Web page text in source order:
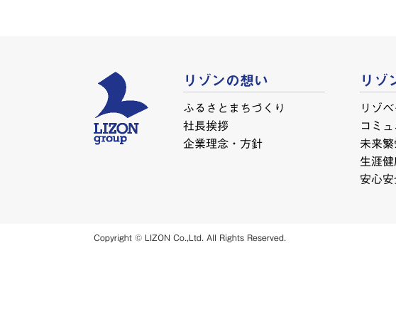
リゾンの想い
ふるさとまちづくり
社長挨拶
企業理念・方針
リゾ
リゾ
コミ
未来繁
生涯
安心
Copyright © LIZON Co.,Ltd. All Rights Reserved.